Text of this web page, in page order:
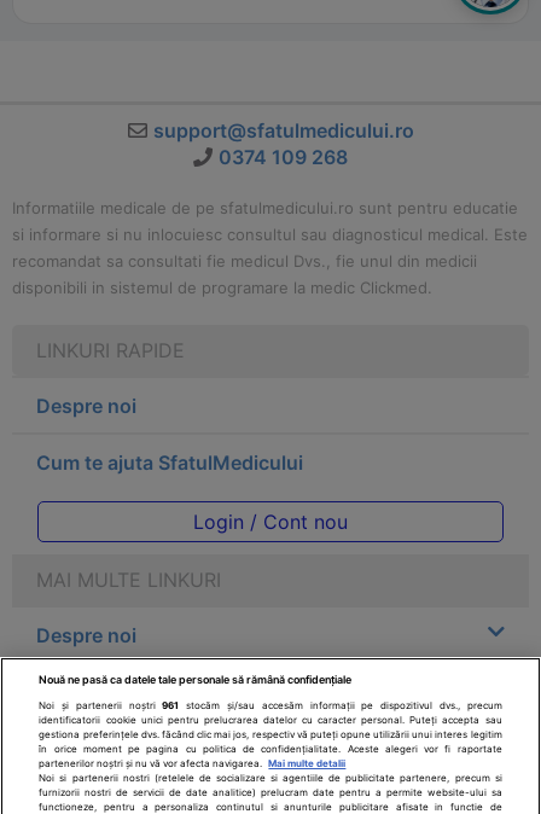
support@sfatulmedicului.ro
0374 109 268
Informatiile medicale de pe sfatulmedicului.ro sunt pentru educatie
si informare si nu inlocuiesc consultul sau diagnosticul medical. Este
recomandat sa consultati fie medicul Dvs., fie unul din medicii
disponibili in sistemul de programare la medic Clickmed.
LINKURI RAPIDE
Despre noi
Cum te ajuta SfatulMedicului
Login / Cont nou
MAI MULTE LINKURI
Despre noi
Legal
Drepturile consumatorului
Parteneri
Nouă ne pasă ca datele tale personale să rămână confidențiale
Noi și partenerii noștri961
stocăm și/sau accesăm informații pe dispozitivul dvs., precum
identificatorii cookie unici pentru prelucrarea datelor cu caracter personal. Puteți accepta sau
gestiona preferințele dvs. făcând clic mai jos, respectiv vă puteți opune utilizării unui interes legitim
în orice moment pe pagina cu politica de confidențialitate. Aceste alegeri vor fi raportate
partenerilor noștri și nu vă vor afecta navigarea.
Mai multe detalii
Noi si partenerii nostri (retelele de socializare si agentiile de publicitate partenere, precum si
furnizorii nostri de servicii de date analitice) prelucram date pentru a permite website-ului sa
functioneze, pentru a personaliza continutul si anunturile publicitare afisate in functie de